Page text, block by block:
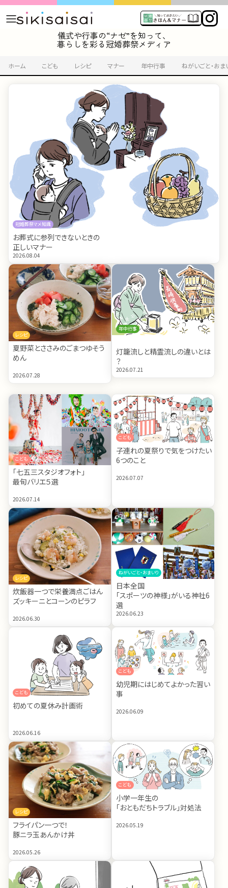
儀式や行事の“ナゼ”を知って、
暮らしを彩る冠婚葬祭メディア
ホーム こども レシピ マナー 年中行事 ねがいごと・おま
冠婚葬祭マメ知識
お葬式に参列できないときの
正しいマナー
2026.08.04
レシピ
夏野菜とささみのごまつゆそう
めん
2026.07.28
年中行事
灯籠流しと精霊流しの違いとは
？
2026.07.21
こども
「七五三スタジオフォト」
最旬バリエ５選
2026.07.14
こども
子連れの夏祭りで気をつけたい
6つのこと
2026.07.07
レシピ
炊飯器一つで栄養満点ごはん
ズッキーニとコーンのピラフ
2026.06.30
ねがいごと・おまいり
日本全国
「スポーツの神様」がいる神社6
選
2026.06.23
こども
初めての夏休み計画術
2026.06.16
こども
幼児期にはじめてよかった習い
事
2026.06.09
レシピ
フライパン一つで！
豚ニラ玉あんかけ丼
2026.05.26
こども
小学一年生の
「おともだちトラブル」対処法
2026.05.19